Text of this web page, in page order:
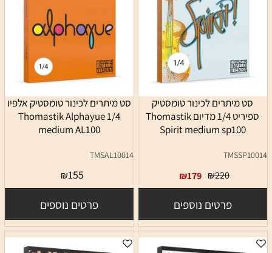
סט מיתרים לכינור טומסטיק
ספיריט 1/4 מדיום Thomastik
Spirit medium sp100
TMSSP10014
₪220
₪179
פרטים נוספים
סט מיתרים לכינור טומסטיק אלפיו
1/4 Thomastik Alphayue
medium AL100
TMSAL10014
₪155
פרטים נוספים